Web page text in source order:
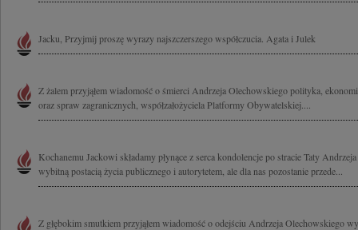
Jacku, Przyjmij proszę wyrazy najszczerszego współczucia. Agata i Julek
Z żalem przyjąłem wiadomość o śmierci Andrzeja Olechowskiego polityka,
oraz spraw zagranicznych, współzałożyciela Platformy Obywatelskiej....
Kochanemu Jackowi składamy płynące z serca kondolencje po stracie Taty
wybitną postacią życia publicznego i autorytetem, ale dla nas pozostanie przede...
Z głębokim smutkiem przyjąłem wiadomość o odejściu Andrzeja Olechowskiego